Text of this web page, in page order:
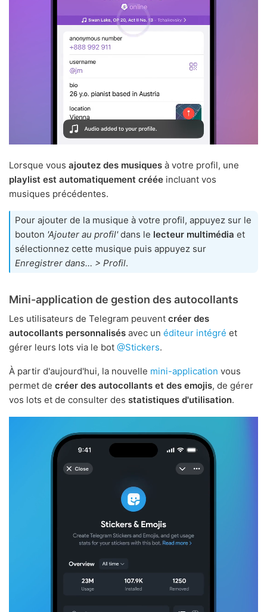
Lorsque vous ajoutez des musiques à votre profil, une
playlist est automatiquement créée incluant vos
musiques précédentes.
Pour ajouter de la musique à votre profil, appuyez sur le
bouton 'Ajouter au profil'dans le lecteur multimédia et
sélectionnez cette musique puis appuyez sur
Enregistrer dans… > Profil.
Mini-application de gestion des autocollants
Les utilisateurs de Telegram peuvent créer des
autocollants personnalisés avec un éditeur intégré et
gérer leurs lots via le bot @Stickers.
À partir d'aujourd'hui, la nouvelle mini-application vous
permet de créer des autocollants et des emojis, de gérer
vos lots et de consulter des statistiques d'utilisation.